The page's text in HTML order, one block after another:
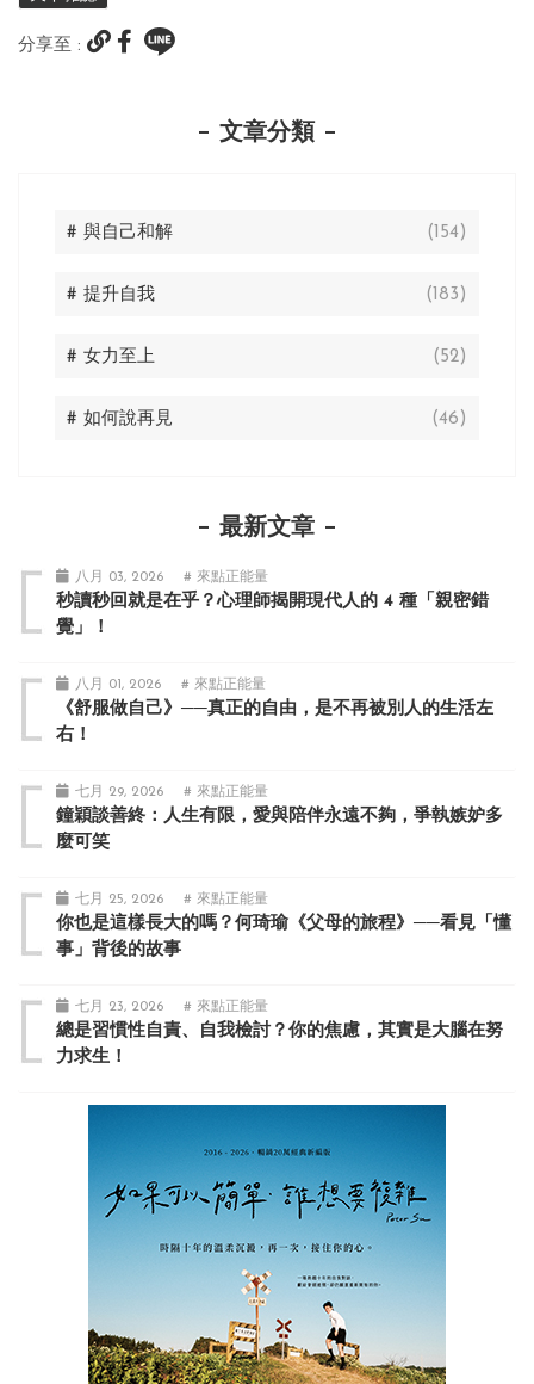
分享至 :
文章分類
# 與自己和解 (154)
# 提升自我 (183)
# 女力至上 (52)
# 如何說再見 (46)
最新文章
八月 03, 2026 # 來點正能量
秒讀秒回就是在乎？心理師揭開現代人的 4 種「親密錯
覺」！
八月 01, 2026 # 來點正能量
《舒服做自己》──真正的自由，是不再被別人的生活左
右！
七月 29, 2026 # 來點正能量
鐘穎談善終：人生有限，愛與陪伴永遠不夠，爭執嫉妒多
麼可笑
七月 25, 2026 # 來點正能量
你也是這樣長大的嗎？何琦瑜《父母的旅程》──看見「懂
事」背後的故事
七月 23, 2026 # 來點正能量
總是習慣性自責、自我檢討？你的焦慮，其實是大腦在努
力求生！